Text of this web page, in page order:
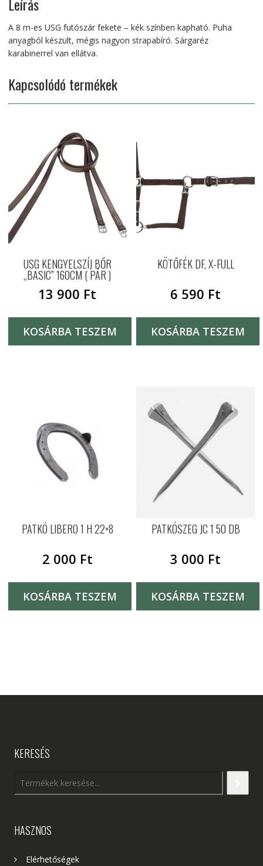
Leírás
A 8 m-es USG futószár fekete – kék színben kapható. Puha
anyagból készült, mégis nagyon strapabíró. Sárgaréz
karabinerrel van ellátva.
Kapcsolódó termékek
USG KENGYELSZÍJ BŐR
„BASIC” 160CM ( PÁR )
13 900 Ft
KOSÁRBA TESZEM
KÖTŐFÉK DF, X-FULL
6 590 Ft
KOSÁRBA TESZEM
PATKÓ LIBERO 1 H 22×8
2 000 Ft
KOSÁRBA TESZEM
PATKÓSZEG JC 1 50 DB
3 000 Ft
KOSÁRBA TESZEM
KERESÉS
HASZNOS
Elérhetőségek